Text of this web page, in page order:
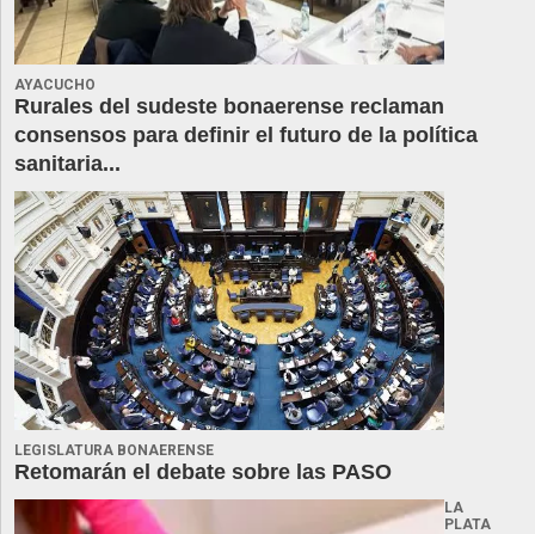
AYACUCHO
Rurales del sudeste bonaerense reclaman
consensos para definir el futuro de la política
sanitaria...
LEGISLATURA BONAERENSE
Retomarán el debate sobre las PASO
LA
PLATA